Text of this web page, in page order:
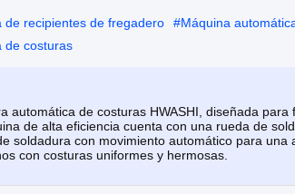
de recipientes de fregadero #Máquina
de costuras
automática de costuras HWASHI, diseñada
de alta eficiencia cuenta con una rueda de
soldadura con movimiento automático para
con costuras uniformes y hermosas.